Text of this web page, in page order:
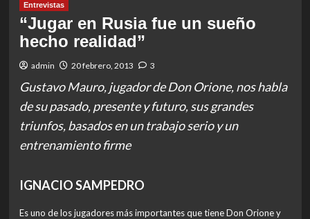
Entrevistas
“Jugar en Rusia fue un sueño
hecho realidad”
admin 20 febrero, 2013 3
Gustavo Mauro, jugador de Don Orione, nos habla
de su pasado, presente y futuro, sus grandes
triunfos, basados en un trabajo serio y un
entrenamiento firme
IGNACIO SAMPEDRO
Es uno de los jugadores más importantes que tiene Don Orione y